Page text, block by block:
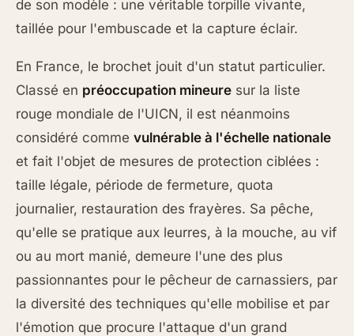
de son modèle : une véritable torpille vivante,
taillée pour l'embuscade et la capture éclair.
En France, le brochet jouit d'un statut particulier.
Classé en préoccupation mineure sur la liste
rouge mondiale de l'UICN, il est néanmoins
considéré comme vulnérable à l'échelle nationale
et fait l'objet de mesures de protection ciblées :
taille légale, période de fermeture, quota
journalier, restauration des frayères. Sa pêche,
qu'elle se pratique aux leurres, à la mouche, au vif
ou au mort manié, demeure l'une des plus
passionnantes pour le pêcheur de carnassiers, par
la diversité des techniques qu'elle mobilise et par
l'émotion que procure l'attaque d'un grand